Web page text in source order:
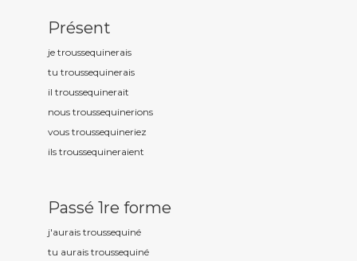
Présent
je troussequinerais
tu troussequinerais
il troussequinerait
nous troussequinerions
vous troussequineriez
ils troussequineraient
Passé 1re forme
j'aurais troussequiné
tu aurais troussequiné